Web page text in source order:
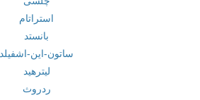
استراتام
بانستد
ساتون-این-اشفیلد
لیترهید
ردروث